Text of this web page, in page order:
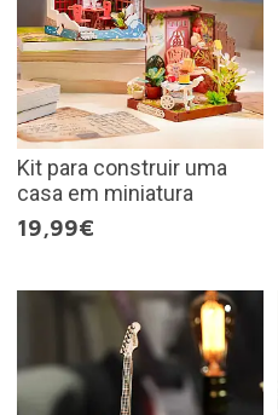
Kit para construir uma
casa em miniatura
19,99€